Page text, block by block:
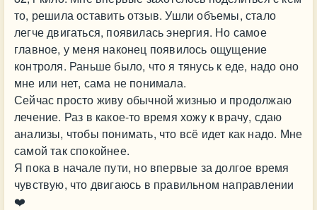
то, решила оставить отзыв. Ушли объемы, стало
легче двигаться, появилась энергия. Но самое
главное, у меня наконец появилось ощущение
контроля. Раньше было, что я тянусь к еде, надо оно
мне или нет, сама не понимала.
Сейчас просто живу обычной жизнью и продолжаю
лечение. Раз в какое-то время хожу к врачу, сдаю
анализы, чтобы понимать, что всё идет как надо. Мне
самой так спокойнее.
Я пока в начале пути, но впервые за долгое время
чувствую, что двигаюсь в правильном направлении
❤️